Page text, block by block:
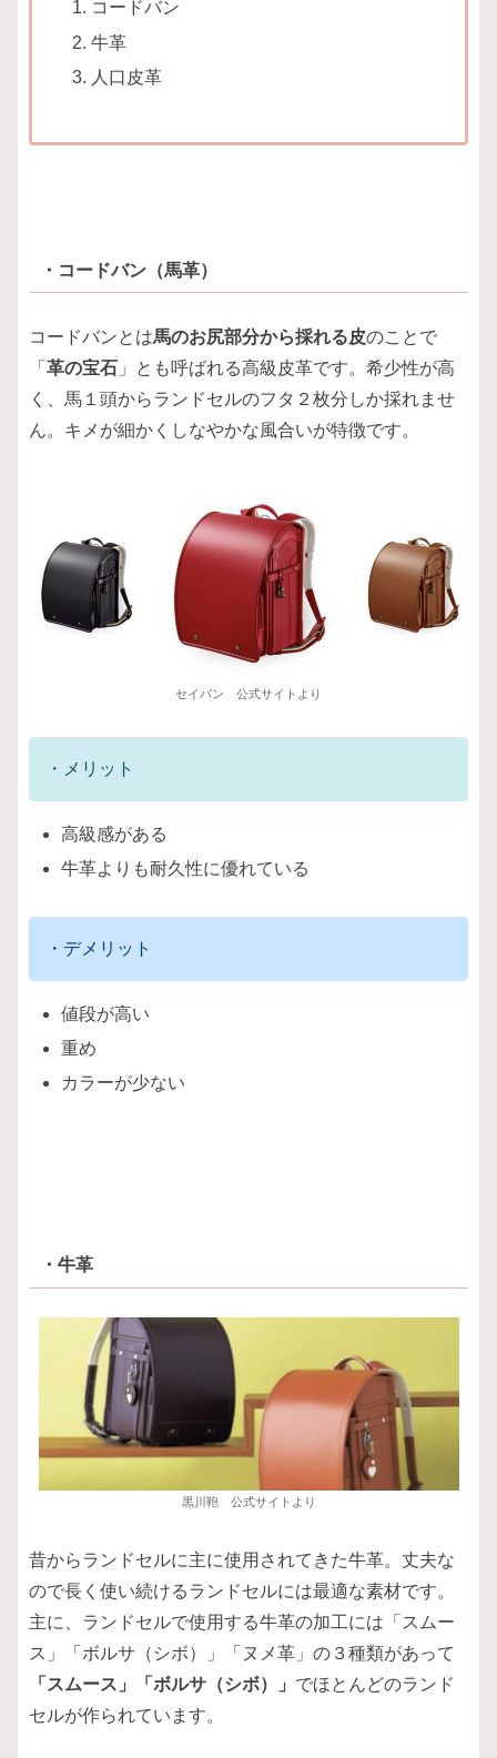
コードバン
牛革
人口皮革
・コードバン（馬革）
コードバンとは馬のお尻部分から採れる皮のことで
「 革の宝石 」とも呼ばれる高級皮革です。希少性が高
く、馬１頭からランドセルのフタ２枚分しか採れませ
ん。キメが細かくしなやかな風合いが特徴です。
セイバン 公式サイトより
・メリット
高級感がある
牛革よりも耐久性に優れている
・デメリット
値段が高い
重め
カラーが少ない
・牛革
黒川鞄 公式サイトより
昔からランドセルに主に使用されてきた牛革。丈夫な
ので長く使い続けるランドセルには最適な素材です。
主に、ランドセルで使用する牛革の加工には「スムー
ス」「ボルサ（シボ）」「ヌメ革」の３種類があって
「スムース」「ボルサ（シボ）」 でほとんどのランド
セルが作られています。